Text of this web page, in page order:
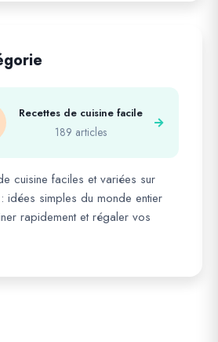
Recettes de cuisine facile
189 articles
cuisine faciles et variées sur
idées simples du monde entier
rapidement et régaler vos